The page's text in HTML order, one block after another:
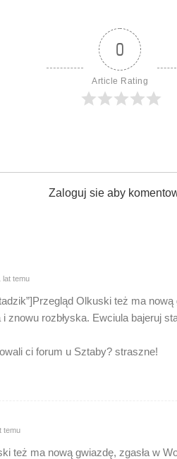
0
Article Rating
Zaloguj sie aby
lat temu
Olkuski też ma
i znowu rozbłyska. Ewciula bajeruj
ci forum u Sztaby? straszne!
temu
też ma nową gwiazdę, zgasła w